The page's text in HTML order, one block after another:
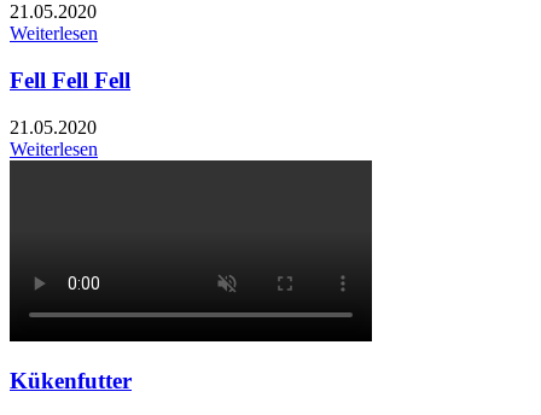
21.05.2020
Weiterlesen
Fell Fell Fell
21.05.2020
Weiterlesen
Kükenfutter